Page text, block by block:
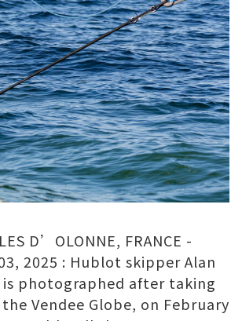
D’OLONNE, FRANCE -
03, 2025 : Hublot skipper Alan
is photographed after taking
Vendee Globe, on February